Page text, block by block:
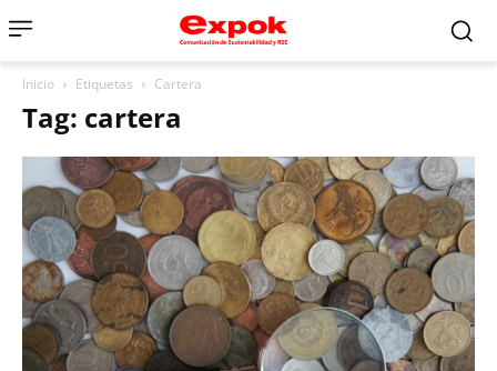
Inicio Etiquetas Cartera
Tag: cartera